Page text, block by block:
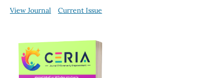
View Journal
Current Issue